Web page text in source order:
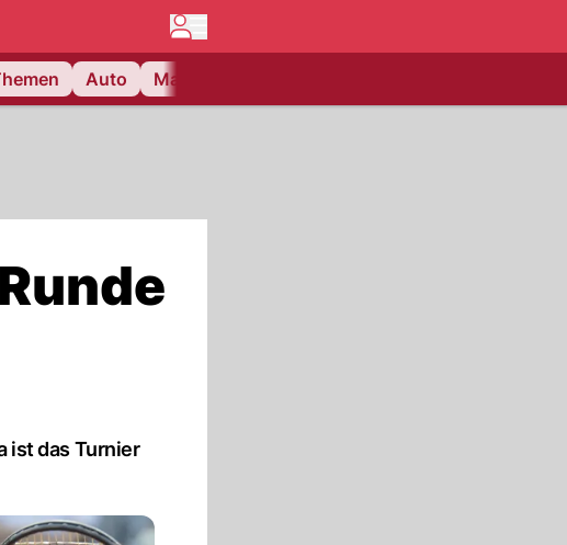
Auto Matchcenter
ist das Turnier